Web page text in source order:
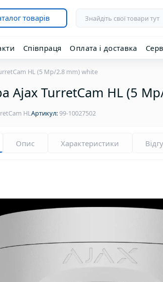
товарів
Співпраця Оплата і доставка
HL (5 Mp/2.8 mm) white
Ajax TurretCam HL (5
HL Артикул:99-10027502
Опис Характеристики